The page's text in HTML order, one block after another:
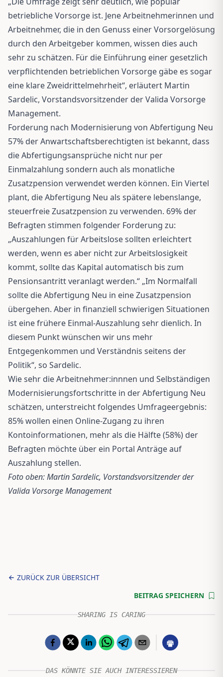
betriebliche Vorsorge ist. Jene Arbeitnehmerinnen und
Arbeitnehmer, die in den Genuss einer Vorsorgelösung
durch den Arbeitgeber kommen, wissen dies auch
sehr zu schätzen. Für die Einführung einer gesetzlich
verpflichtenden betrieblichen Vorsorge gäbe es sogar
eine klare Zweidrittelmehrheit“, erläutert Martin
Sardelic, Vorstandsvorsitzender der Valida Vorsorge
Management.
Forderung nach Modernisierung von Abfertigung Neu
57% der Anwartschaftsberechtigten ist bekannt, dass
die Abfertigungsansprüche nicht nur per
Einmalzahlung sondern auch als monatliche
Zusatzpension verwendet werden können. Ein Viertel
plant, die Abfertigung Neu als spätere lebenslange,
steuerfreie Zusatzpension zu verwenden. 69% der
Befragten stimmen folgender Forderung zu:
„Auszahlungen für Arbeitslose sollten erleichtert
werden, wenn es aber nicht zur Arbeitslosigkeit
kommt, sollte das Kapital automatisch bis zum
Pensionsantritt veranlagt werden.“ „Im Normalfall
sollte die Abfertigung Neu in eine Zusatzpension
übergehen. Aber in finanziell schwierigen Situationen
ist eine frühere Einmal-Auszahlung sehr dienlich. In
diesem Punkt wünschen wir uns mehr
Entgegenkommen und Verständnis seitens der
Politik“, so Sardelic.
Wie sehr die Arbeitnehmer:innnen und Selbständigen
Modernisierungsfortschritte in der Abfertigung Neu
schätzen, unterstreicht folgendes Umfrageergebnis:
85% wollen einen Online-Zugang zu ihren
Kontoinformationen, mehr als die Hälfte (58%) der
Befragten möchte über ein Portal Anträge auf
Auszahlung stellen.
Foto oben: Martin Sardelic, Vorstandsvorsitzender der
Valida Vorsorge Management
ZURÜCK ZUR ÜBERSICHT
BEITRAG SPEICHERN
SHARING IS CARING
DAS KÖNNTE SIE AUCH INTERESSIEREN